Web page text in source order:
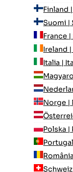
Finland
Suomi |
France |
Ireland
Italia |
Norge |
Polska |